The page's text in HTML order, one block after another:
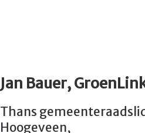
Jan Bauer,
Thans
Hoogeveen,